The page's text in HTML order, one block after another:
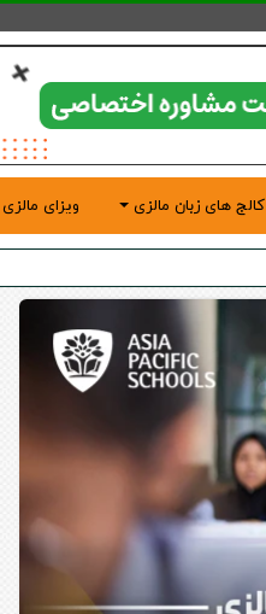
کالج های زبان مالزی ویزای مالزی